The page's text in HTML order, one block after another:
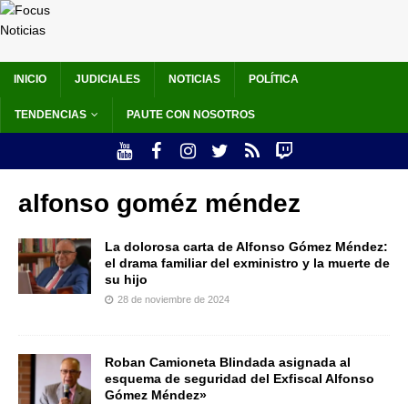
INICIO JUDICIALES NOTICIAS POLÍTICA
TENDENCIAS PAUTE CON NOSOTROS
alfonso goméz méndez
La dolorosa carta de Alfonso Gómez Méndez:
el drama familiar del exministro y la muerte de
su hijo
28 de noviembre de 2024
Roban Camioneta Blindada asignada al
esquema de seguridad del Exfiscal Alfonso
Gómez Méndez»